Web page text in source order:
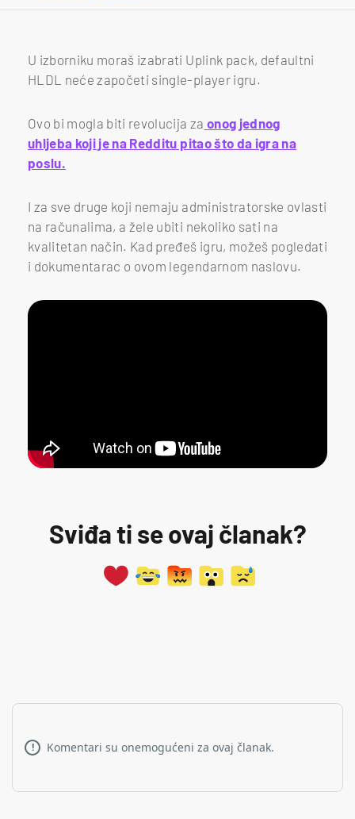
U izborniku moraš izabrati Uplink pack, defaultni
HLDL neće započeti single-player igru.
Ovo bi mogla biti revolucija za onog jednog
uhljeba koji je na Redditu pitao što da igra na
poslu.
I za sve druge koji nemaju administratorske ovlasti
na računalima, a žele ubiti nekoliko sati na
kvalitetan način. Kad pređeš igru, možeš pogledati
i dokumentarac o ovom legendarnom naslovu.
Sviđa ti se ovaj članak?
! Komentari su onemogućeni za ovaj članak.